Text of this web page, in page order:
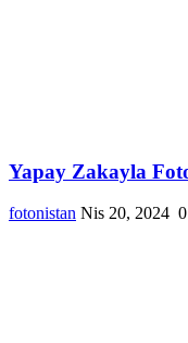
Yapay Zakayla
fotonistan Nis 20, 2024 0